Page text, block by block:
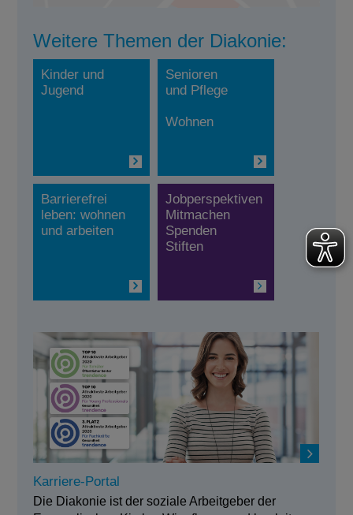
Weitere Themen der Diakonie:
Kinder und
Jugend
Senioren
und Pflege
Wohnen
Barrierefrei
leben: wohnen
und arbeiten
Jobperspektiven
Mitmachen
Spenden
Stiften
Karriere-Portal
Die Diakonie ist der soziale Arbeitgeber der